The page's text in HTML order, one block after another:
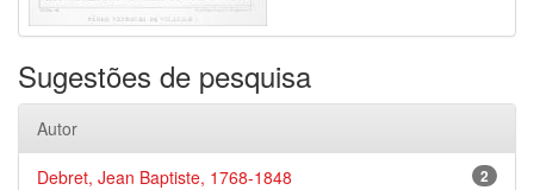
Sugestões de pesquisa
Autor
2
Debret, Jean Baptiste, 1768-1848